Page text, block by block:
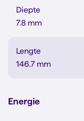
Diepte
7.8 mm
Lengte
146.7 mm
Energie